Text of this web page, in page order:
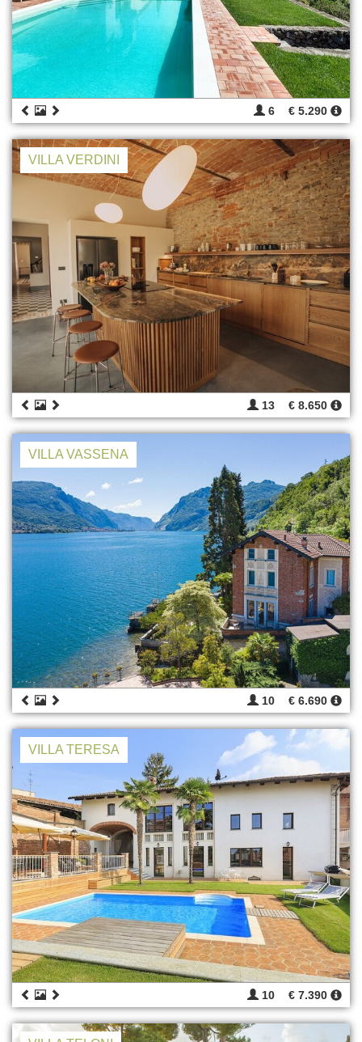
6 € 5.290
VILLA VERDINI
13 € 8.650
VILLA VASSENA
10 € 6.690
VILLA TERESA
10 € 7.390